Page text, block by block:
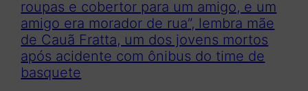
roupas e cobertor para um amigo, e um
amigo era morador de rua”, lembra mãe
de Cauã Fratta, um dos jovens mortos
após acidente com ônibus do time de
basquete